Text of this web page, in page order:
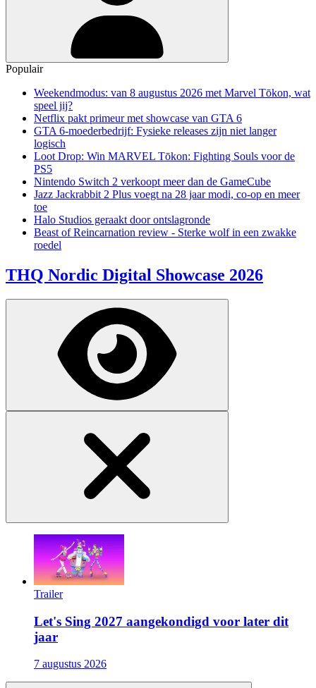
Populair
Weekendmodus: van 8 augustus 2026 met Marvel Tōkon, wat
speel jij?
Netflix pakt primeur met showcase van GTA 6
GTA 6-moederbedrijf: Fysieke releases zijn niet langer
logisch
Loot Drop: Win MARVEL Tōkon: Fighting Souls voor de
PS5
Nintendo Switch 2 verkoopt meer dan de GameCube
Jazz Jackrabbit 2 Plus voegt na 28 jaar modi, co-op en meer
toe
Halo Studios geraakt door ontslagronde
Beast of Reincarnation review - Sterke wolf in een zwakke
roedel
THQ Nordic Digital Showcase 2026
Trailer
Let's Sing 2027 aangekondigd voor later dit
jaar
7 augustus 2026